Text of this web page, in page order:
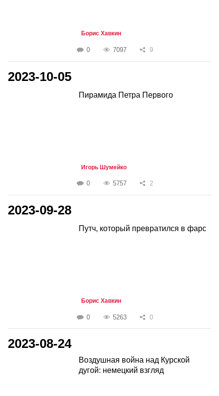
Борис Хавкин
0 7097 9
2023-10-05
Пирамида Петра Первого
Игорь Шумейко
0 5757 2
2023-09-28
Путч, который превратился в фарс
Борис Хавкин
0 5263 0
2023-08-24
Воздушная война над Курской
дугой: немецкий взгляд